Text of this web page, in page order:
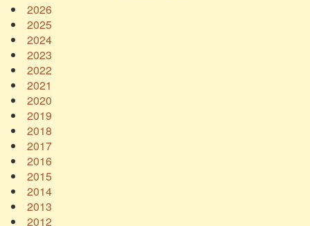
2026
2025
2024
2023
2022
2021
2020
2019
2018
2017
2016
2015
2014
2013
2012